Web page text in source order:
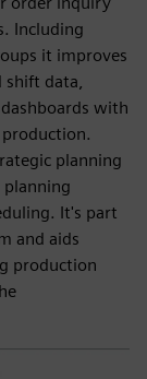
Including
it improves
shift data,
with
planning
It's part
and aids
production